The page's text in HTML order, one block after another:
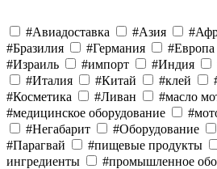
#Авиадоставка #Азия
#Бразилия
#Германия #Европа
#Израиль
#импорт #Индия
#Италия
#Китай #клей
#Косметика
#Ливан #масло
#медицинское оборудование
#Негабарит
#Оборудование
#Парагвай
#пищевые продукты
ингредиенты
#промышленное